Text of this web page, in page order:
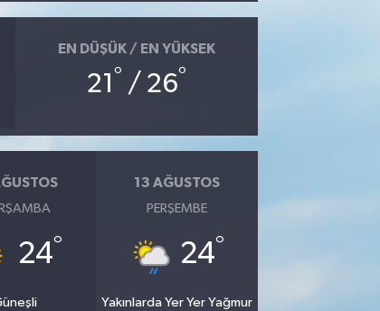
EN DÜŞÜK / EN YÜKSEK
21° / 26°
24°
13 AĞUSTOS
PERŞEMBE
24°
Yakınlarda Yer Yer Yağmur